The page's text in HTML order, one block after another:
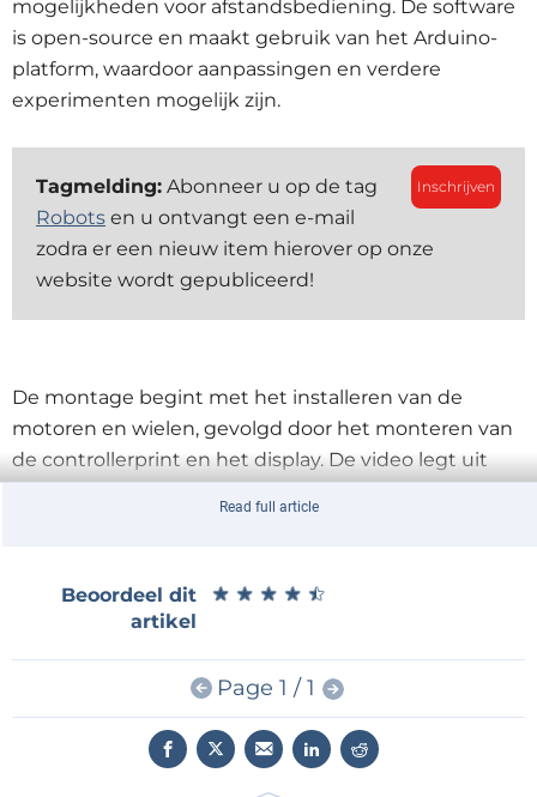
mogelijkheden voor afstandsbediening. De software
is open-source en maakt gebruik van het Arduino-
platform, waardoor aanpassingen en verdere
experimenten mogelijk zijn.
Inschrijven
Tagmelding: Abonneer u op de tag
Robots en u ontvangt een e-mail
zodra er een nieuw item hierover op onze
website wordt gepubliceerd!
De montage begint met het installeren van de
motoren en wielen, gevolgd door het monteren van
de controllerprint en het display. De video legt uit
installatie van de vereiste bibliotheken en het
uploaden van de meegeleverde firmware met
uitgelegd. Men kan doorgaan met IMU-kalibratie en
smartphoneapp als afstandsbediening. Natuurlijk is
de Mini-Wheelie een experimenteerplatform; we
Read full article
Beoordeel dit
artikel
★ ★ ★ ★ ★
★ ★ ★ ★ ★
Page 1 / 1